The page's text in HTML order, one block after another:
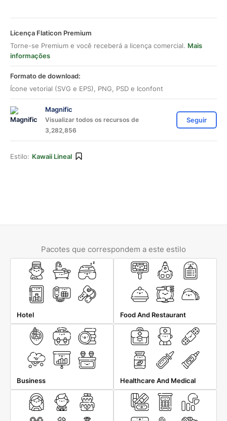
Licença Flaticon Premium
Torne-se Premium e você receberá a licença comercial. Mais
informações
Formato de download:
Ícone vetorial (SVG e EPS), PNG, PSD e Iconfont
Magnific
Visualizar todos os recursos de
3,282,856
Seguir
Estilo: Kawaii Lineal
Pacotes que correspondem a este estilo
Hotel Food And Restaurant
Business Healthcare And Medical